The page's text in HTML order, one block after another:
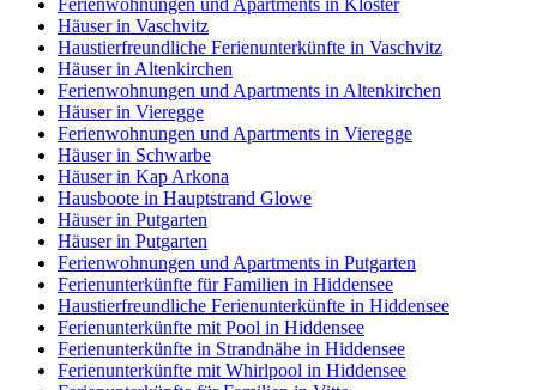
Ferienwohnungen und Apartments in Kloster
Häuser in Vaschvitz
Haustierfreundliche Ferienunterkünfte in Vaschvitz
Häuser in Altenkirchen
Ferienwohnungen und Apartments in Altenkirchen
Häuser in Vieregge
Ferienwohnungen und Apartments in Vieregge
Häuser in Schwarbe
Häuser in Kap Arkona
Hausboote in Hauptstrand Glowe
Häuser in Putgarten
Häuser in Putgarten
Ferienwohnungen und Apartments in Putgarten
Ferienunterkünfte für Familien in Hiddensee
Haustierfreundliche Ferienunterkünfte in Hiddensee
Ferienunterkünfte mit Pool in Hiddensee
Ferienunterkünfte in Strandnähe in Hiddensee
Ferienunterkünfte mit Whirlpool in Hiddensee